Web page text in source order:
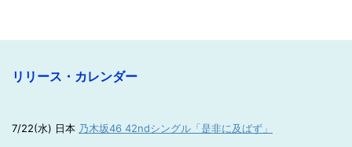
リリース・カレンダー
7/22(水) 日本 乃木坂46 42ndシングル「是非に及ばず」